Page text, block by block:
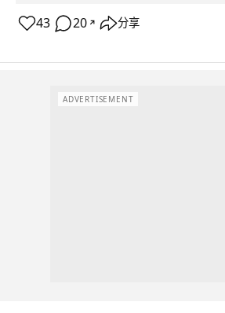
43 20 ↗ 分享
ADVERTISEMENT